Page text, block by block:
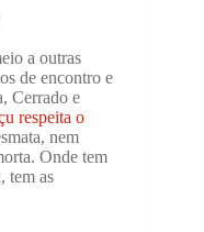
a outras
de encontro e
Cerrado e
respeita o
nem
Onde tem
tem as